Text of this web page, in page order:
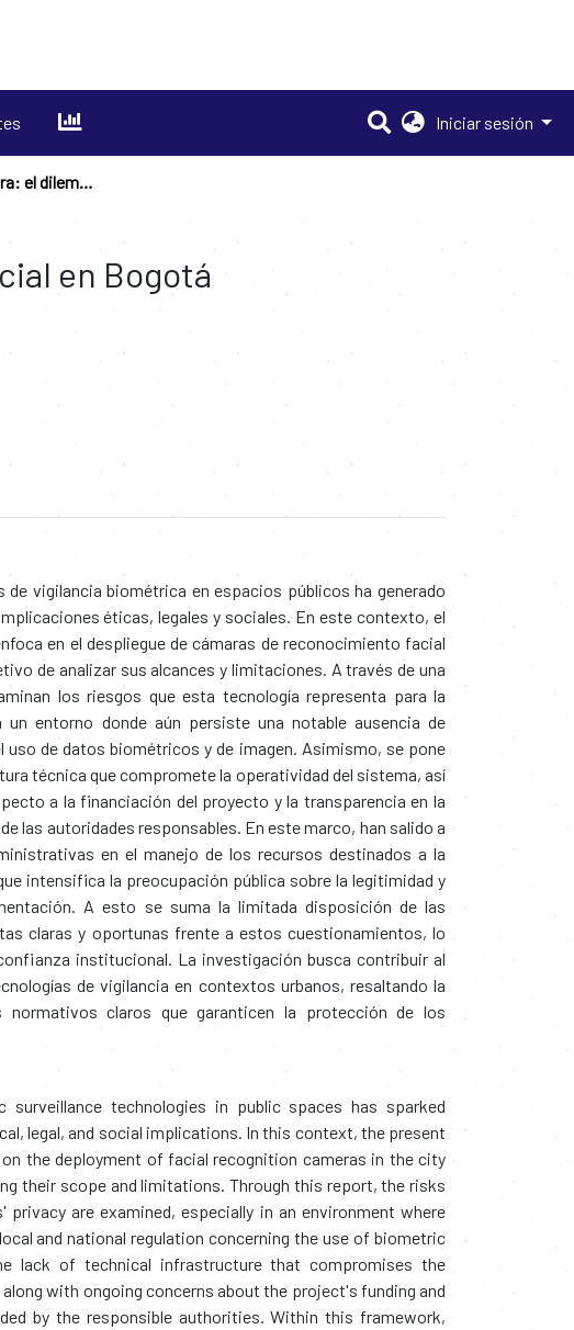
Iniciar sesión
Rostros en la mira: el dilema del reconocimiento facial en Bogotá
en Bogotá
vigilancia biométrica en espacios públicos ha generado
éticas, legales y sociales. En este contexto, el
en el despliegue de cámaras de reconocimiento facial
de analizar sus alcances y limitaciones. A través de una
los riesgos que esta tecnología representa para la
un entorno donde aún persiste una notable ausencia de
uso de datos biométricos y de imagen. Asimismo, se pone
técnica que compromete la operatividad del sistema, así
a la financiación del proyecto y la transparencia en la
las autoridades responsables. En este marco, han salido a
en el manejo de los recursos destinados a la
intensifica la preocupación pública sobre la legitimidad y
A esto se suma la limitada disposición de las
claras y oportunas frente a estos cuestionamientos, lo
institucional. La investigación busca contribuir al
de vigilancia en contextos urbanos, resaltando la
normativos claros que garanticen la protección de los
technologies in public spaces has sparked
legal, and social implications. In this context, the present
the deployment of facial recognition cameras in the city
their scope and limitations. Through this report, the risks
are examined, especially in an environment where
and national regulation concerning the use of biometric
lack of technical infrastructure that compromises the
with ongoing concerns about the project's funding and
by the responsible authorities. Within this framework,